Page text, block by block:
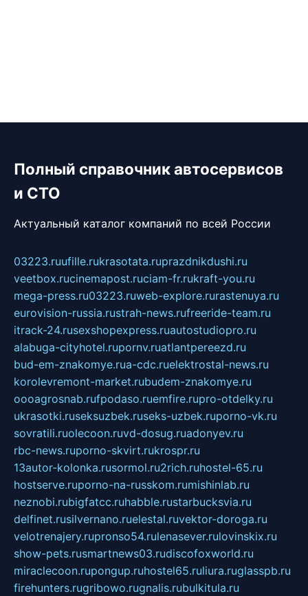
Полный справочник автосервисов
и СТО
Актуальный каталог компаний по всей России
03223.ruufille.rukrasotata.ruprazdnikdushi.ru
veetbox.rucinemapost.ruciam-fr.rukraft-you.ru
mega-press.ru03223.ruweb-explore.rurastenuya.ru
eurovision-russia.rustrah-news.rufreeride-team.ru
itrack-24.rusexshopexpress.ruautostudiopro.ru
alabuga-cityhotel.rupornv.ruatlantpereezd.ru
bud-em-znakomye.rua-cdc.ruelektrostal-news.ru
korolevremont-market.rubudem-znakomye.ru
oooagrosnab.rufpodaso.ruemfire.rupro-otdelky.ru
ukrasotki.ruseksuzbek.ruseks-uzbek.ruporno-vk.ru
sovratili.ruolecoon.ruvd-dosug.ruadonyev.ru
rbc-news.ruporno-skvirt.rukrospr.ru
13autor-kolonka.rusormol.ru2rich.ruhostel-65.ru
hostserve.ruporno-na-russkom.rumishinlab.ru
neznobi.rubigfatcc.ruhabble.rustarbucksvia.ru
delfinet.rusilvernano.ruelestal.ruvektor-doroga.ru
velotrenajery.rupronso54.rulenasever.rulovinskix.ru
show-pets.rusmartnews03.rudiscofoxworld.ru
miraclecoon.rupongup.ruhostel65.ruliura.ruglasspb.ru
firehunters.rugribowo.rugnalis.rubulkitula.ru